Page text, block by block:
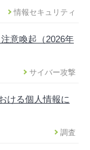
情報セキュリティ
意喚起（2026年
サイバー攻撃
ける個人情報に
調査